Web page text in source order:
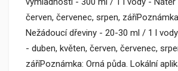
červen, červenec, srpen,
Nežádoucí dřeviny - 20-30 ml / 1 l
- duben, květen, červen, červenec,
záříPoznámka: Orná půda. Lokální